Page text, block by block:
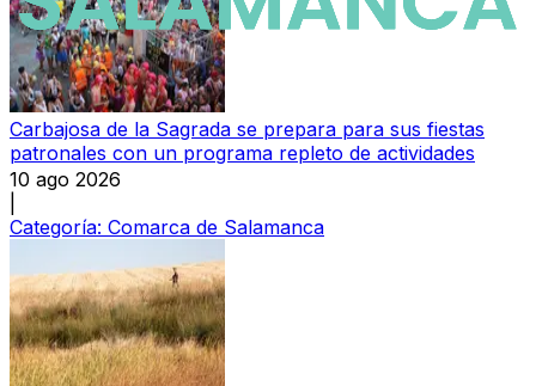
Carbajosa de la Sagrada se prepara para sus fiestas
patronales con un programa repleto de actividades
10 ago 2026
Categoría: Comarca de Salamanca